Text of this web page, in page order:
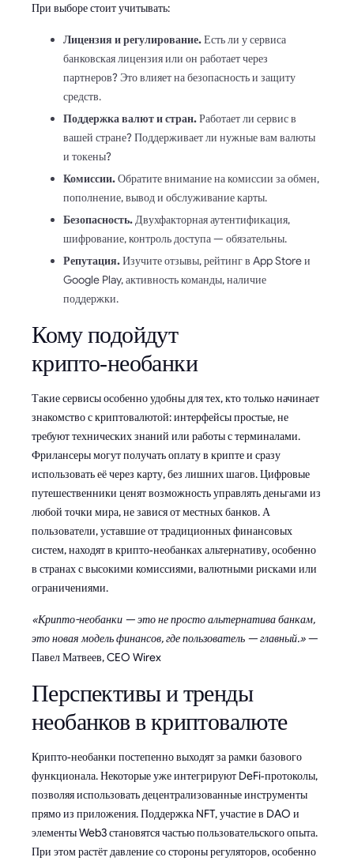
При выборе стоит учитывать:
Лицензия и регулирование.Есть ли у сервиса
банковская лицензия или он работает через
партнеров? Это влияет на безопасность и защиту
средств.
Поддержка валют и стран.Работает ли сервис в
вашей стране? Поддерживает ли нужные вам валюты
и токены?
Комиссии.Обратите внимание на комиссии за обмен,
пополнение, вывод и обслуживание карты.
Безопасность.Двухфакторная аутентификация,
шифрование, контроль доступа — обязательны.
Репутация.Изучите отзывы, рейтинг в App Store и
Google Play, активность команды, наличие
поддержки.
Кому подойдут
крипто‑необанки
Такие сервисы особенно удобны для тех, кто только начинает
знакомство с криптовалютой: интерфейсы простые, не
требуют технических знаний или работы с терминалами.
Фрилансеры могут получать оплату в крипте и сразу
использовать её через карту, без лишних шагов. Цифровые
путешественники ценят возможность управлять деньгами из
любой точки мира, не завися от местных банков. А
пользователи, уставшие от традиционных финансовых
систем, находят в крипто‑необанках альтернативу, особенно
в странах с высокими комиссиями, валютными рисками или
ограничениями.
«Крипто-необанки — это не просто альтернатива банкам,
это новая модель финансов, где пользователь — главный.»—
Павел Матвеев, CEO Wirex
Перспективы и тренды
необанков в криптовалюте
Крипто‑необанки постепенно выходят за рамки базового
функционала. Некоторые уже интегрируют DeFi‑протоколы,
позволяя использовать децентрализованные инструменты
прямо из приложения. Поддержка NFT, участие в DAO и
элементы Web3 становятся частью пользовательского опыта.
При этом растёт давление со стороны регуляторов, особенно